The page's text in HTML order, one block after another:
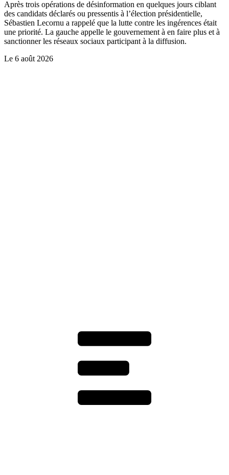
Après trois opérations de désinformation en quelques jours ciblant
des candidats déclarés ou pressentis à l’élection présidentielle,
Sébastien Lecornu a rappelé que la lutte contre les ingérences était
une priorité. La gauche appelle le gouvernement à en faire plus et à
sanctionner les réseaux sociaux participant à la diffusion.
Le 6 août 2026